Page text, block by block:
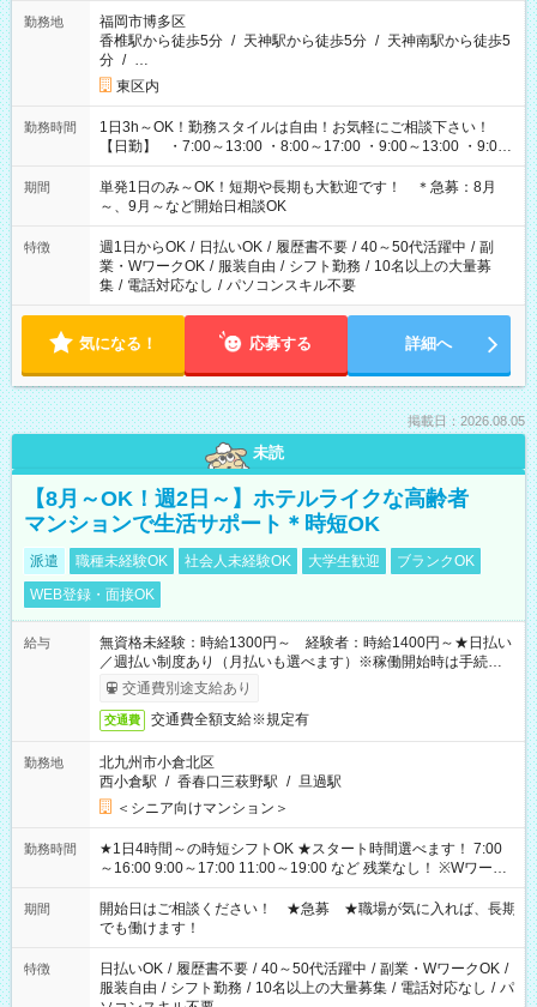
勤務地
福岡市博多区
香椎駅から徒歩5分 / 天神駅から徒歩5分 / 天神南駅から徒歩5
分 / …
東区内
勤務時間
1日3h～OK！勤務スタイルは自由！お気軽にご相談下さい！
【日勤】 ・7:00～13:00 ・8:00～17:00 ・9:00～13:00 ・9:00
～18:00 ・10:00～19:00 ・13:00～18:00 ・15:00～20:00 ・
16:00～19:00 【夜勤】 ・17:00～21:00 ・18:00～23:00 ・
21:00～翌6:00 ・23:00～翌8:00 など（他時間多数あり！）
期間
単発1日のみ～OK！短期や長期も大歓迎です！ ＊急募：8月
～、9月～など開始日相談OK
特徴 週1日からOK / 日払いOK / 履歴書不要 / 40～50代活躍中 / 副
業・WワークOK / 服装自由 / シフト勤務 / 10名以上の大量募
集 / 電話対応なし / パソコンスキル不要
気になる！ 応募する 詳細へ
掲載日：2026.08.05
未読
【8月～OK！週2日～】ホテルライクな高齢者
マンションで生活サポート＊時短OK
派遣 職種未経験OK 社会人未経験OK 大学生歓迎
ブランクOK
WEB登録・面接OK
給与
無資格未経験：時給1300円～ 経験者：時給1400円～★日払い
／週払い制度あり（月払いも選べます）※稼働開始時は手続き完
了次第のお支払いとなります。
交通費別途支給あり
交通費 交通費全額支給※規定有
勤務地
北九州市小倉北区
西小倉駅 / 香春口三萩野駅 / 旦過駅
＜シニア向けマンション＞
勤務時間
★1日4時間～の時短シフトOK ★スタート時間選べます！ 7:00
～16:00 9:00～17:00 11:00～19:00 など 残業なし！ ※Wワーク
の場合、他のお仕事と合わせ週40時間超の就業はご案内できま
せん ※法令に基づき、週20時間以上勤務は社会保険への加入対
象となります ※労働者派遣法（日雇い派遣の原則禁止）によ
り、短時間・短期間の就業はご案内が難しい場合があります
期間
開始日はご相談ください！ ★急募 ★職場が気に入れば、長期
でも働けます！
特徴 日払いOK / 履歴書不要 / 40～50代活躍中 / 副業・WワークOK /
服装自由 / シフト勤務 / 10名以上の大量募集 / 電話対応なし / パ